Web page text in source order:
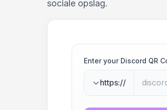
sociale opslag.
Enter your Discord QR
https://